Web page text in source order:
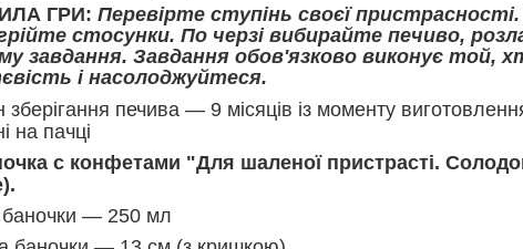
ГРИ: Перевірте ступінь своєї
стосунки. По черзі вибирайте печиво,
завдання. Завдання обов'язково виконує той,
і насолоджуйтеся.
зберігання печива — 9 місяців із моменту
на пачці
с конфетами "Для шаленої пристрасті.
— 250 мл